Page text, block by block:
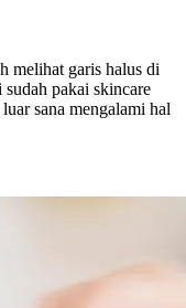
melihat garis halus di
pakai skincare
sana mengalami hal